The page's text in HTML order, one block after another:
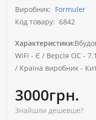
Виробник: Formuler
Код товару: 6842
Характеристики:
WiFi - Є / Версія ОС -
/ Країна виробник -
3000грн.
Знайшли дешевше?